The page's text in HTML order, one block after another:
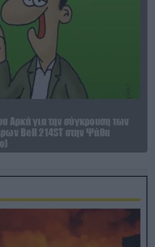
Αρκά για την σύγκρουση των
Bell 214ST στην Ψάθα